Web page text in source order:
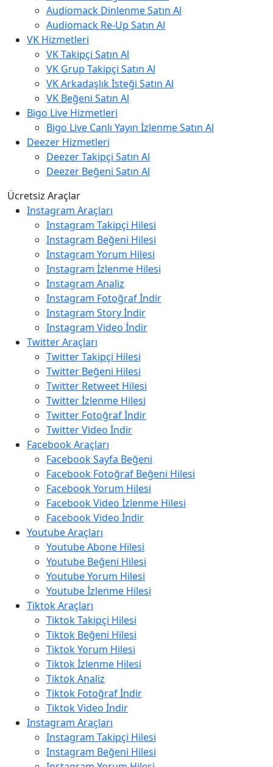
Audiomack Dinlenme Satın Al
Audiomack Re-Up Satın Al
VK Hizmetleri
VK Takipçi Satın Al
VK Grup Takipçi Satın Al
VK Arkadaşlık İsteği Satın Al
VK Beğeni Satın Al
Bigo Live Hizmetleri
Bigo Live Canlı Yayın İzlenme Satın Al
Deezer Hizmetleri
Deezer Takipçi Satın Al
Deezer Beğeni Satın Al
Ücretsiz Araçlar
Instagram Araçları
Instagram Takipçi Hilesi
Instagram Beğeni Hilesi
Instagram Yorum Hilesi
Instagram İzlenme Hilesi
Instagram Analiz
Instagram Fotoğraf İndir
Instagram Story İndir
Instagram Video İndir
Twitter Araçları
Twitter Takipçi Hilesi
Twitter Beğeni Hilesi
Twitter Retweet Hilesi
Twitter İzlenme Hilesi
Twitter Fotoğraf İndir
Twitter Video İndir
Facebook Araçları
Facebook Sayfa Beğeni
Facebook Fotoğraf Beğeni Hilesi
Facebook Yorum Hilesi
Facebook Video İzlenme Hilesi
Facebook Video İndir
Youtube Araçları
Youtube Abone Hilesi
Youtube Beğeni Hilesi
Youtube Yorum Hilesi
Youtube İzlenme Hilesi
Tiktok Araçları
Tiktok Takipçi Hilesi
Tiktok Beğeni Hilesi
Tiktok Yorum Hilesi
Tiktok İzlenme Hilesi
Tiktok Analiz
Tiktok Fotoğraf İndir
Tiktok Video İndir
Instagram Araçları
Instagram Takipçi Hilesi
Instagram Beğeni Hilesi